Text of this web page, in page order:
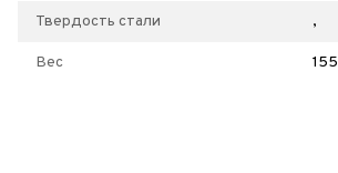
Твердость стали ,
Вес 155